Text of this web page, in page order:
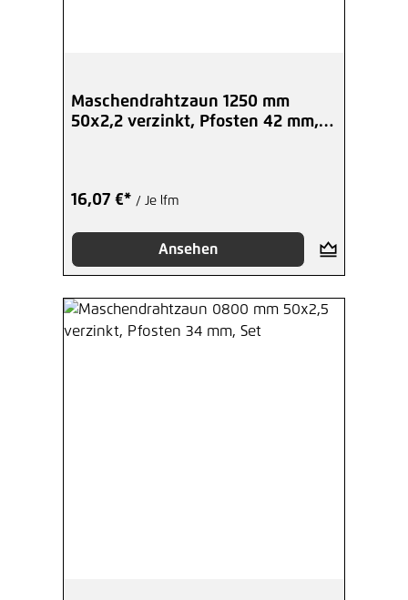
Maschendrahtzaun 1250 mm
50x2,2 verzinkt, Pfosten 42 mm,
16,07 €* / Je lfm
Ansehen